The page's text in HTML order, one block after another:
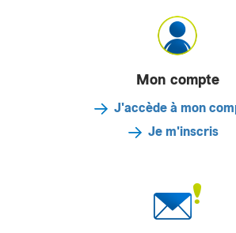
Mon compte
J'accède à mon
Je m'inscris